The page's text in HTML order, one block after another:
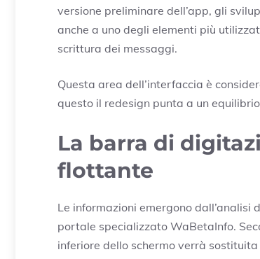
versione preliminare dell’app, gli
anche a uno degli elementi più
scrittura dei messaggi.
Questa area dell’interfaccia è
questo il redesign punta a un
La barra di
flottante
Le informazioni emergono
portale specializzato WaBetaInfo.
inferiore dello schermo verrà